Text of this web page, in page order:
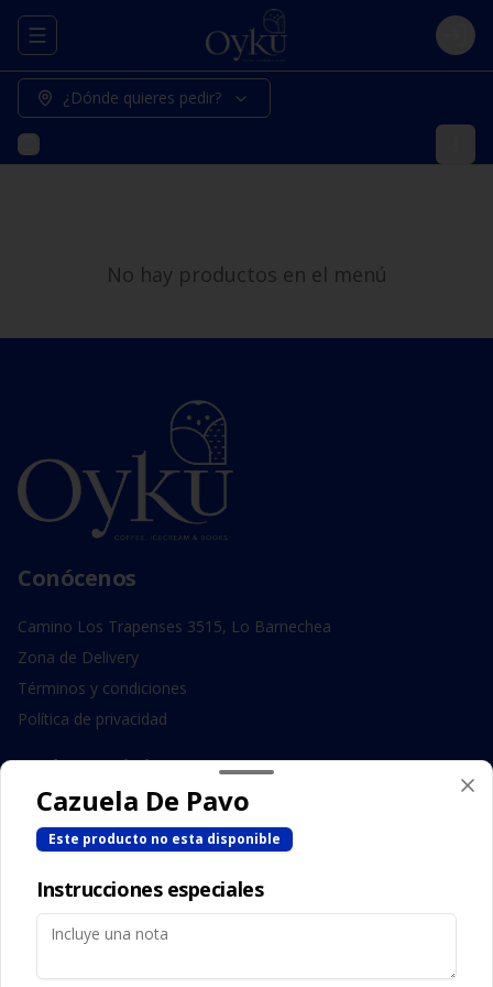
Abrir menu de navegación Login
¿Dónde quieres pedir?
No hay productos en el menú
Conócenos
Camino Los Trapenses 3515, Lo Barnechea
Zona de Delivery
Términos y condiciones
Política de privacidad
Redes sociales
Instagram
Facebook
Mi cuenta
Cazuela De Pavo
Este producto no esta disponible
Instrucciones especiales